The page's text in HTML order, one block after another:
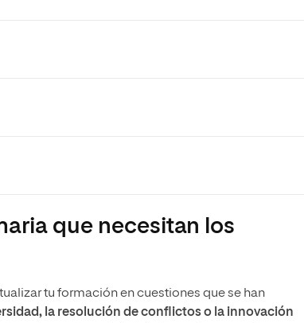
que necesitan los
tu formación en cuestiones que se han
la resolución de conflictos o la innovación